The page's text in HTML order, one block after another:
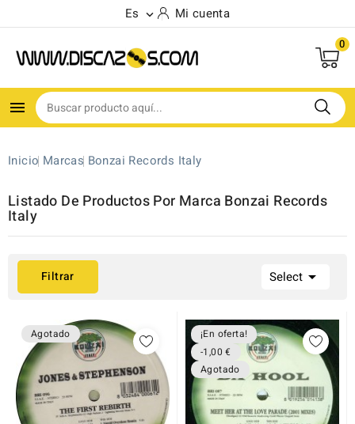
Es  Mi cuenta
0

Inicio Marcas Bonzai Records Italy
Listado De Productos Por Marca Bonzai Records
Italy
Filtrar Select 
Agotado
¡En oferta!
-1,00 €
Agotado